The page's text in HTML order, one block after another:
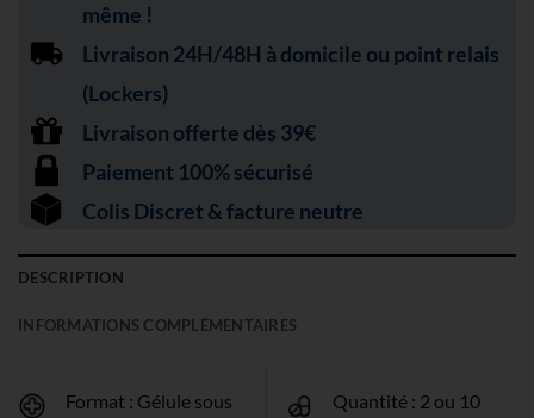
même !
Livraison 24H/48H à domicile ou point relais
(Lockers)
Livraison offerte dès 39€
Paiement 100% sécurisé
Colis Discret & facture neutre
DESCRIPTION
INFORMATIONS COMPLÉMENTAIRES
Format : Gélule sous
Quantité : 2 ou 10